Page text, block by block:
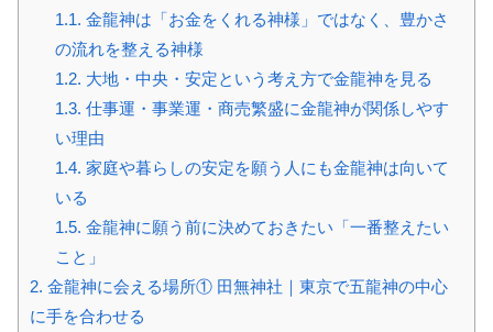
1.1. 金龍神は「お金をくれる神様」ではなく、豊かさ
の流れを整える神様
1.2. 大地・中央・安定という考え方で金龍神を見る
1.3. 仕事運・事業運・商売繁盛に金龍神が関係しやす
い理由
1.4. 家庭や暮らしの安定を願う人にも金龍神は向いて
いる
1.5. 金龍神に願う前に決めておきたい「一番整えたい
こと」
2. 金龍神に会える場所① 田無神社｜東京で五龍神の中心
に手を合わせる